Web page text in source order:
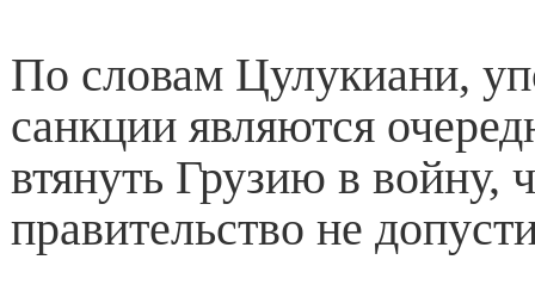
По словам Цулукиани,
санкции являются
втянуть Грузию в войну,
правительство не